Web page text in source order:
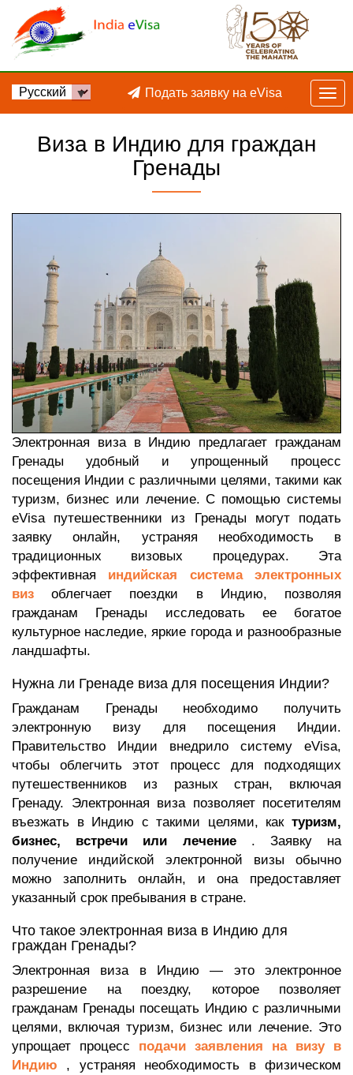
Подать заявку на eVisa
Виза в Индию для граждан
Гренады
Электронная виза в Индию предлагает гражданам
Гренады удобный и упрощенный процесс
посещения Индии с различными целями, такими как
туризм, бизнес или лечение. С помощью системы
eVisa путешественники из Гренады могут подать
заявку онлайн, устраняя необходимость в
традиционных визовых процедурах. Эта
эффективная индийская система электронных
виз облегчает поездки в Индию, позволяя
гражданам Гренады исследовать ее богатое
культурное наследие, яркие города и разнообразные
ландшафты.
Нужна ли Гренаде виза для посещения Индии?
Гражданам Гренады необходимо получить
электронную визу для посещения Индии.
Правительство Индии внедрило систему eVisa,
чтобы облегчить этот процесс для подходящих
путешественников из разных стран, включая
Гренаду. Электронная виза позволяет посетителям
въезжать в Индию с такими целями, как туризм,
бизнес, встречи или лечение. Заявку на
получение индийской электронной визы обычно
можно заполнить онлайн, и она предоставляет
указанный срок пребывания в стране.
Что такое электронная виза в Индию для
граждан Гренады?
Электронная виза в Индию — это электронное
разрешение на поездку, которое позволяет
гражданам Гренады посещать Индию с различными
целями, включая туризм, бизнес или лечение. Это
упрощает процесс подачи заявления на визу в
Индию , устраняя необходимость в физическом